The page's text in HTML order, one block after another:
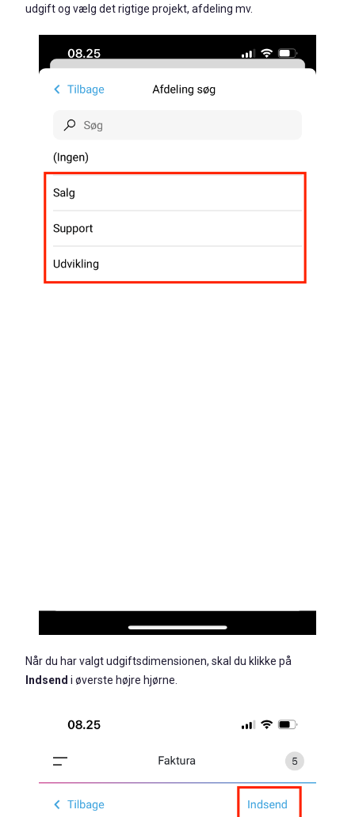
udgift og vælg det rigtige projekt, afdeling mv.
Når du har valgt udgiftsdimensionen, skal du klikke på
Indsend i øverste højre hjørne.